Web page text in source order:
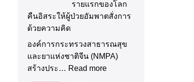
รายแรกของโลก
คืนอิสระให้ผู้ป่วยอัมพาตสั่งการ
ด้วยความคิด
องค์การกระทรวงสาธารณสุข
และยาแห่งชาติจีน (NMPA)
สร้างประ… Read more